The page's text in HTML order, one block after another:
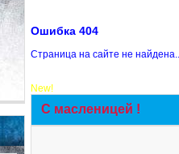
Ошибка 404
Страница на сайте не
New!
С масленицей !